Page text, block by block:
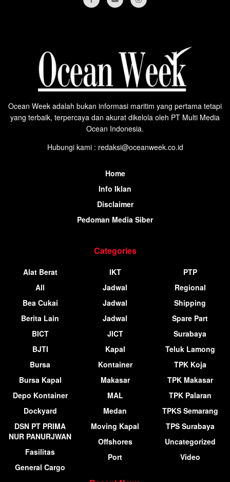
Ocean Week adalah bukan informasi maritim yang pertama tetapi
yang terbaik, terpercaya dan akurat dikelola oleh PT Multi Media
Ocean Indonesia.
Hubungi kami : redaksi@oceanweek.co.id
Home
Info Iklan
Disclaimer
Pedoman Media Siber
Categories
Alat Berat
All
Bea Cukai
Berita Lain
BICT
BJTI
Bursa
Bursa Kapal
Depo Kontainer
Dockyard
DSN PT PRIMA
NUR PANURJWAN
Fasilitas
General Cargo
IKT
Jadwal
Jadwal
Jadwal
JICT
Kapal
Kontainer
Makasar
MAL
Medan
Moving Kapal
Offshores
Port
PTP
Regional
Shipping
Spare Part
Surabaya
Teluk Lamong
TPK Koja
TPK Makasar
TPK Palaran
TPKS Semarang
TPS Surabaya
Uncategorized
Video